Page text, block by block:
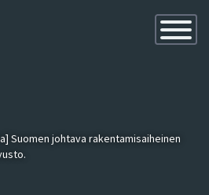
Toggle
Suomen johtava rakentamisaiheinen